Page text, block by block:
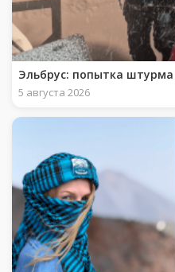
Эльбрус: попытка штурма
5 августа 2026